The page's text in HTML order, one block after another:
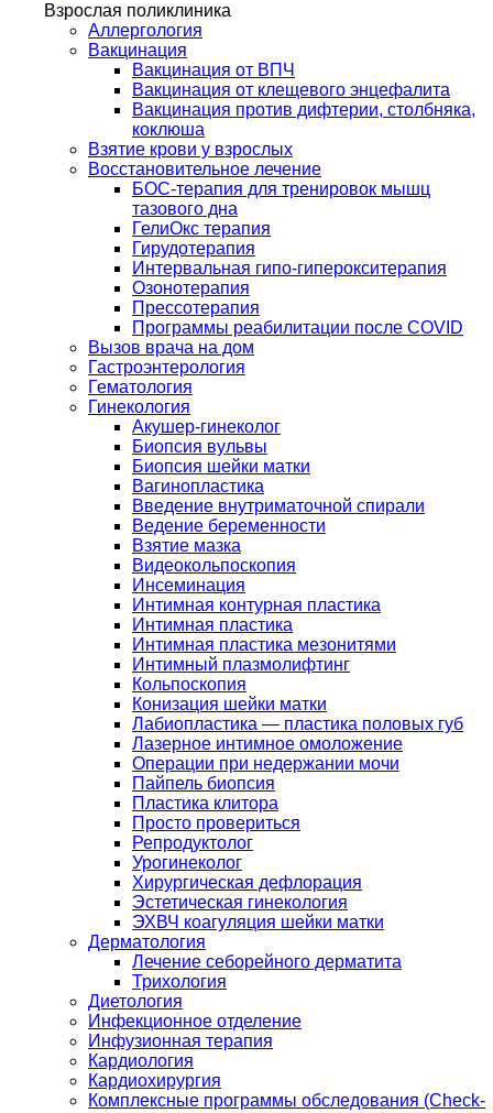
Взрослая поликлиника
Аллергология
Вакцинация
Вакцинация от ВПЧ
Вакцинация от клещевого энцефалита
Вакцинация против дифтерии, столбняка,
коклюша
Взятие крови у взрослых
Восстановительное лечение
БОС-терапия для тренировок мышц
тазового дна
ГелиОкс терапия
Гирудотерапия
Интервальная гипо-гиперокситерапия
Озонотерапия
Прессотерапия
Программы реабилитации после СOVID
Вызов врача на дом
Гастроэнтерология
Гематология
Гинекология
Акушер-гинеколог
Биопсия вульвы
Биопсия шейки матки
Вагинопластика
Введение внутриматочной спирали
Ведение беременности
Взятие мазка
Видеокольпоскопия
Инсеминация
Интимная контурная пластика
Интимная пластика
Интимная пластика мезонитями
Интимный плазмолифтинг
Кольпоскопия
Конизация шейки матки
Лабиопластика — пластика половых губ
Лазерное интимное омоложение
Операции при недержании мочи
Пайпель биопсия
Пластика клитора
Просто провериться
Репродуктолог
Урогинеколог
Хирургическая дефлорация
Эстетическая гинекология
ЭХВЧ коагуляция шейки матки
Дерматология
Лечение себорейного дерматита
Трихология
Диетология
Инфекционное отделение
Инфузионная терапия
Кардиология
Кардиохирургия
Комплексные программы обследования (Check-